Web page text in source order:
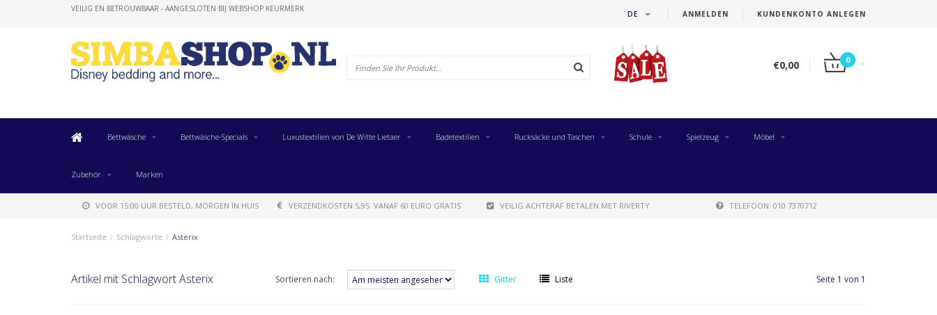
ANMELDEN KUNDENKONTO ANLEGEN
DE
VEILIG EN BETROUWBAAR - AANGESLOTEN BIJ WEBSHOP KEURMERK
€0,00 0
Bettwäsche Bettwäsche-Specials Luxustextilien von De Witte Lietaer Badetextilien Rucksäcke und Taschen Schule Spielzeug Möbel
Zubehör Marken
VOOR 15:00 UUR BESTELD, MORGEN IN HUIS VERZENDKOSTEN 5,95. VANAF 60 EURO GRATIS VEILIG ACHTERAF BETALEN MET RIVERTY TELEFOON: 010 7370712
Startseite / Schlagworte / Asterix
Artikel mit Schlagwort Asterix Sortieren nach: Gitter Liste Seite 1 von 1